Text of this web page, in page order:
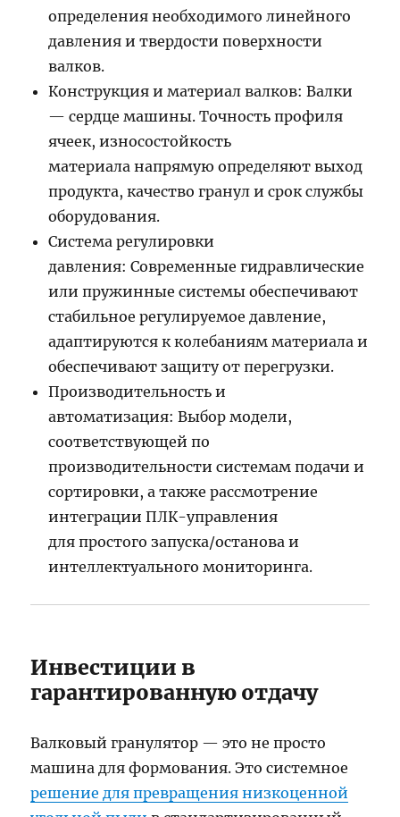
определения необходимого линейного
давления и твердости поверхности
валков.
Конструкция и материал валков: Валки
— сердце машины. Точность профиля
ячеек, износостойкость
материала напрямую определяют выход
продукта, качество гранул и срок службы
оборудования.
Система регулировки
давления: Современные гидравлические
или пружинные системы обеспечивают
стабильное регулируемое давление,
адаптируются к колебаниям материала и
обеспечивают защиту от перегрузки.
Производительность и
автоматизация: Выбор модели,
соответствующей по
производительности системам подачи и
сортировки, а также рассмотрение
интеграции ПЛК-управления
для простого запуска/останова и
интеллектуального мониторинга.
Инвестиции в
гарантированную отдачу
Валковый гранулятор — это не просто
машина для формования. Это системное
решение для превращения низкоценной